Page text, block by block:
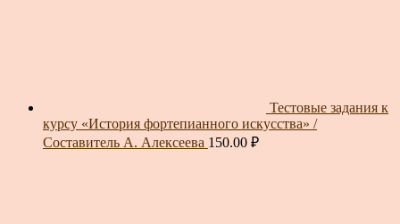
Тестовые задания к
курсу «История фортепианного искусства» /
Составитель А. Алексеева 150.00 ₽